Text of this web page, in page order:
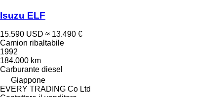
Isuzu ELF
15.590 USD ≈ 13.490 €
Camion ribaltabile
1992
184.000 km
Carburante diesel
Giappone
EVERY TRADING Co Ltd